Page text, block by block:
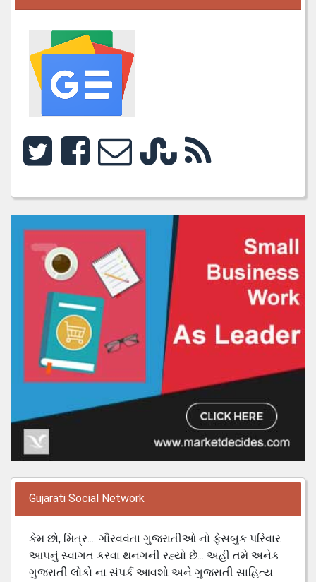
Gujarati Social Network
કેમ છો, મિત્ર.... ગૌરવવંતા ગુજરાતીઓ નો ફેસબુક પરિવાર
આપનું સ્વાગત કરવા થનગની રહ્યો છે... અહી તમે અનેક
ગુજરાતી લોકો ના સંપર્ક આવશો અને ગુજરાતી સાહિત્ય